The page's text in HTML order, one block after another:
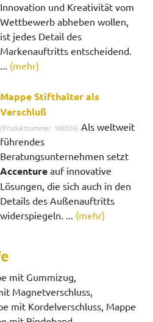
Innovation und Kreativität vom
Wettbewerb abheben wollen,
ist jedes Detail des
Markenauftritts entscheidend.
... (mehr)
Mappe Stifthalter als
Verschluß
(Produktnummer: 108526) Als weltweit
führendes
Beratungsunternehmen setzt
Accenture auf innovative
Lösungen, die sich auch in den
Details des Außenauftritts
widerspiegeln. ... (mehr)
mit Gummizug,
Magnetverschluss,
mit Kordelverschluss, Mappe